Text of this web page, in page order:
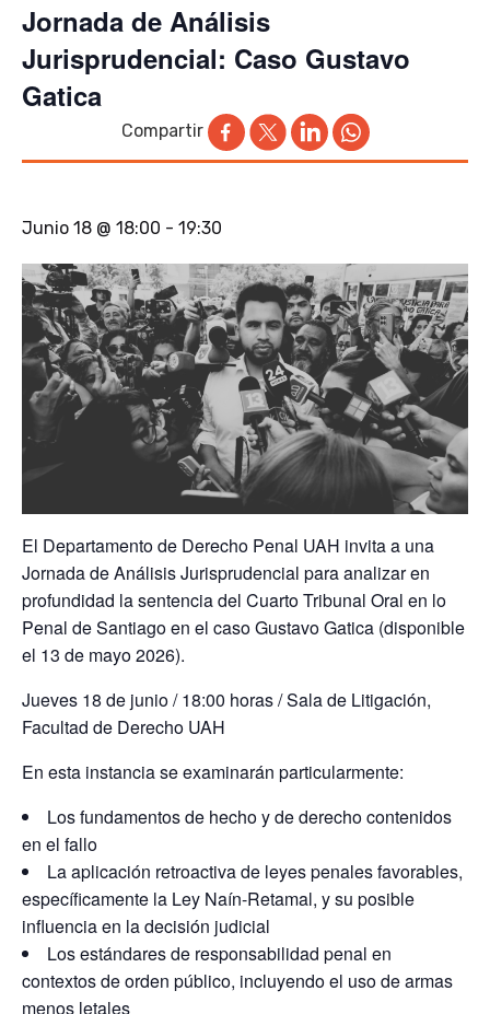
Jornada de Análisis
Jurisprudencial: Caso Gustavo
Gatica
Compartir
Junio 18 @ 18:00 - 19:30
El Departamento de Derecho Penal UAH invita a una
Jornada de Análisis Jurisprudencial para analizar en
profundidad la sentencia del Cuarto Tribunal Oral en lo
Penal de Santiago en el caso Gustavo Gatica (disponible
el 13 de mayo 2026).
Jueves 18 de junio / 18:00 horas / Sala de Litigación,
Facultad de Derecho UAH
En esta instancia se examinarán particularmente:
Los fundamentos de hecho y de derecho contenidos
en el fallo
La aplicación retroactiva de leyes penales favorables,
específicamente la Ley Naín-Retamal, y su posible
influencia en la decisión judicial
Los estándares de responsabilidad penal en
contextos de orden público, incluyendo el uso de armas
menos letales